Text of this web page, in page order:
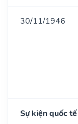
30/11/1946
Sự kiện quốc tế